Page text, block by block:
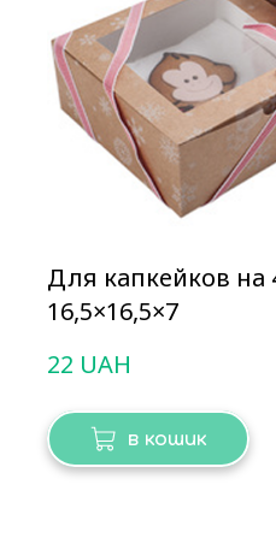
Для капкейков на
16,5×16,5×7
22 UAH
в кошик